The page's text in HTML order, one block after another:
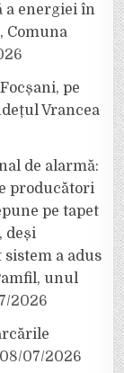
a energiei în
Comuna
pe
Vrancea
de alarmă:
producători
pe tapet
deși
a adus
unul
2026
08/07/2026